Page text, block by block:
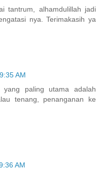
tantrum, alhamdulillah jadi
nya. Terimakasih ya
AM
paling utama adalah
tenang, penanganan ke
AM